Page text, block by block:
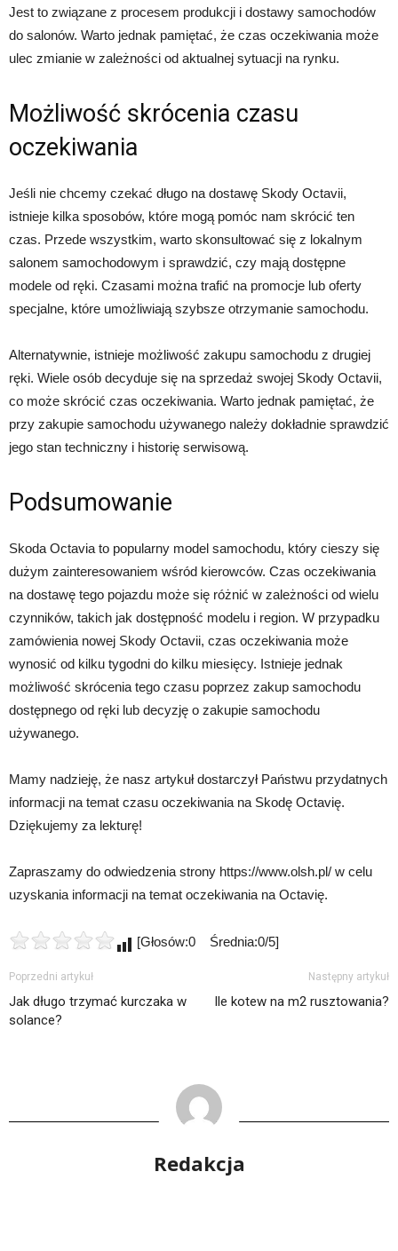
Jest to związane z procesem produkcji i dostawy samochodów
do salonów. Warto jednak pamiętać, że czas oczekiwania może
ulec zmianie w zależności od aktualnej sytuacji na rynku.
Możliwość skrócenia czasu
oczekiwania
Jeśli nie chcemy czekać długo na dostawę Skody Octavii,
istnieje kilka sposobów, które mogą pomóc nam skrócić ten
czas. Przede wszystkim, warto skonsultować się z lokalnym
salonem samochodowym i sprawdzić, czy mają dostępne
modele od ręki. Czasami można trafić na promocje lub oferty
specjalne, które umożliwiają szybsze otrzymanie samochodu.
Alternatywnie, istnieje możliwość zakupu samochodu z drugiej
ręki. Wiele osób decyduje się na sprzedaż swojej Skody Octavii,
co może skrócić czas oczekiwania. Warto jednak pamiętać, że
przy zakupie samochodu używanego należy dokładnie sprawdzić
jego stan techniczny i historię serwisową.
Podsumowanie
Skoda Octavia to popularny model samochodu, który cieszy się
dużym zainteresowaniem wśród kierowców. Czas oczekiwania
na dostawę tego pojazdu może się różnić w zależności od wielu
czynników, takich jak dostępność modelu i region. W przypadku
zamówienia nowej Skody Octavii, czas oczekiwania może
wynosić od kilku tygodni do kilku miesięcy. Istnieje jednak
możliwość skrócenia tego czasu poprzez zakup samochodu
dostępnego od ręki lub decyzję o zakupie samochodu
używanego.
Mamy nadzieję, że nasz artykuł dostarczył Państwu przydatnych
informacji na temat czasu oczekiwania na Skodę Octavię.
Dziękujemy za lekturę!
Zapraszamy do odwiedzenia strony https://www.olsh.pl/ w celu
uzyskania informacji na temat oczekiwania na Octavię.
[Głosów:0 Średnia:0/5]
Poprzedni artykuł
Jak długo trzymać kurczaka w
solance?
Następny artykuł
Ile kotew na m2 rusztowania?
Redakcja